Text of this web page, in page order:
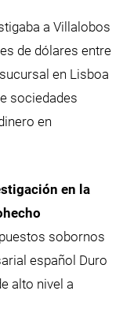
a Villalobos
de dólares entre
en Lisboa
sociedades
en
en la
sobornos
español Duro
alto nivel a